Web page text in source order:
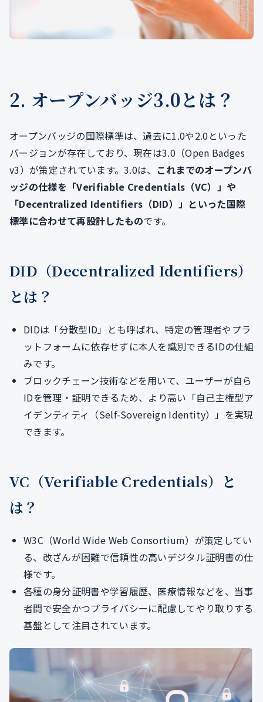
2. オープンバッジ3.0とは？
オープンバッジの国際標準は、過去に1.0や2.0といった
バージョンが存在しており、現在は3.0（Open Badges
v3）が策定されています。3.0は、 これまでのオープンバ
ッジの仕様を「Verifiable Credentials（VC）」や
「Decentralized Identifiers（DID）」といった国際
標準に合わせて再設計したものです。
DID（Decentralized Identifiers）
とは？
DIDは「分散型ID」とも呼ばれ、特定の管理者やプラ
ットフォームに依存せずに本人を識別できるIDの仕組
みです。
ブロックチェーン技術などを用いて、ユーザーが自ら
IDを管理・証明できるため、より高い「自己主権型ア
イデンティティ（Self-Sovereign Identity）」を実現
できます。
VC（Verifiable Credentials）と
は？
W3C（World Wide Web Consortium）が策定してい
る、改ざんが困難で信頼性の高いデジタル証明書の仕
様です。
各種の身分証明書や学習履歴、医療情報などを、当事
者間で安全かつプライバシーに配慮してやり取りする
基盤として注目されています。